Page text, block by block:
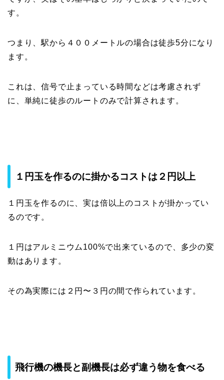
す。
つまり、駅から４００メートルの場合は徒歩5分になり
ます。
これは、信号で止まっている時間などは考慮されず
に、単純に徒歩のルートのみで計算されます。
１円玉を作るのに掛かるコストは２円以上
１円玉を作るのに、実は倍以上のコストが掛かってい
るのです。
１円はアルミニウム100%で出来ているので、多少の変
動はあります。
その為実際には２円〜３円の間で作られています。
飛行機の機長と副機長は必ず違う物を食べる